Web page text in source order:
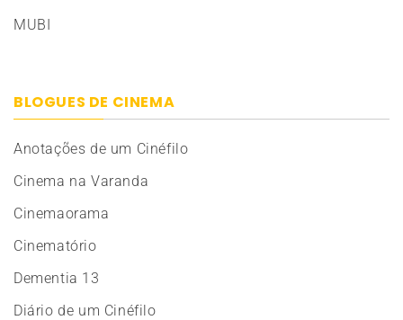
MUBI
BLOGUES DE CINEMA
Anotações de um Cinéfilo
Cinema na Varanda
Cinemaorama
Cinematório
Dementia 13
Diário de um Cinéfilo